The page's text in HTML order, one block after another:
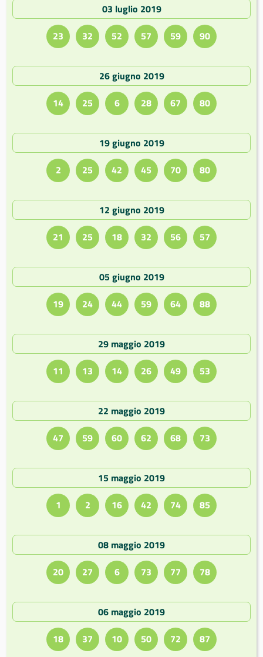
03 luglio 2019
23
32 52 57 59 90
26 giugno 2019
14
25 6 28 67 80
19 giugno 2019
2
25 42 45 70 80
12 giugno 2019
21
25 18 32 56 57
05 giugno 2019
19
24 44 59 64 88
29 maggio 2019
11
13 14 26 49 53
22 maggio 2019
47
59 60 62 68 73
15 maggio 2019
1
2 16 42 74 85
08 maggio 2019
20
27 6 73 77 78
06 maggio 2019
18
37 10 50 72 87